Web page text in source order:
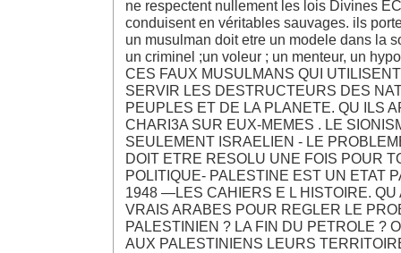
ne respectent nullement les lois Divines
conduisent en véritables sauvages. ils
un musulman doit etre un modele dans la
un criminel ;un voleur ; un menteur, un
CES FAUX MUSULMANS QUI
SERVIR LES DESTRUCTEURS DES
PEUPLES ET DE LA PLANETE. QU ILS
CHARI3A SUR EUX-MEMES . LE
SEULEMENT ISRAELIEN - LE
DOIT ETRE RESOLU UNE FOIS POUR
POLITIQUE- PALESTINE EST UN ETAT
1948 —LES CAHIERS E L HISTOIRE. QU
VRAIS ARABES POUR REGLER LE
PALESTINIEN ? LA FIN DU PETROLE ?
AUX PALESTINIENS LEURS